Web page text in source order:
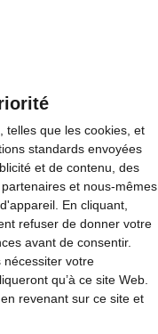
telles que les cookies, et
standards envoyées
et de contenu, des
et nous-mêmes
En cliquant,
refuser de donner votre
avant de consentir.
nécessiter votre
qu’à ce site Web.
revenant sur ce site et